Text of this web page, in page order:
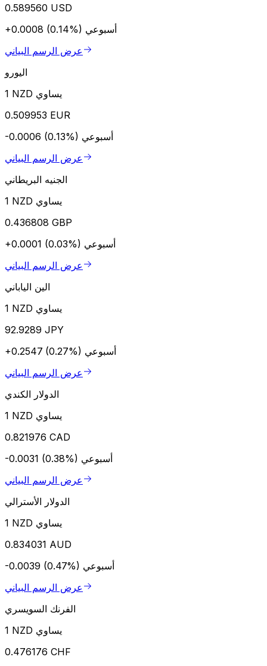
0.589560 USD
+0.0008 (0.14%) أسبوعي
عرض الرسم البياني
اليورو
1 NZD يساوي
0.509953 EUR
-0.0006 (0.13%) أسبوعي
عرض الرسم البياني
الجنيه البريطاني
1 NZD يساوي
0.436808 GBP
+0.0001 (0.03%) أسبوعي
عرض الرسم البياني
الين الياباني
1 NZD يساوي
92.9289 JPY
+0.2547 (0.27%) أسبوعي
عرض الرسم البياني
الدولار الكندي
1 NZD يساوي
0.821976 CAD
-0.0031 (0.38%) أسبوعي
عرض الرسم البياني
الدولار الأسترالي
1 NZD يساوي
0.834031 AUD
-0.0039 (0.47%) أسبوعي
عرض الرسم البياني
الفرنك السويسري
1 NZD يساوي
0.476176 CHF